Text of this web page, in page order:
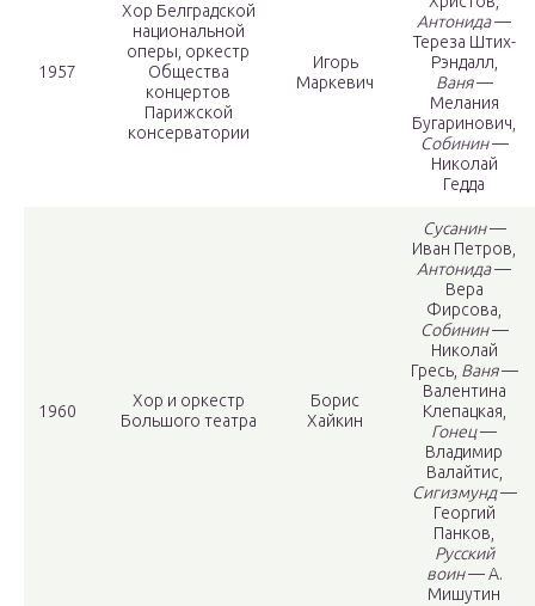
1957
Хор Белградской
национальной
оперы, оркестр
Общества
концертов
Парижской
консерватории
Игорь
Маркевич
Антонида—
Тереза Штих-
Рэндалл,
Ваня—
Мелания
Бугаринович,
Собинин—
Николай
Гедда
1960
Хор и оркестр
Большого театра
Борис
Хайкин
Сусанин—
Иван Петров,
Антонида—
Вера
Фирсова,
Собинин—
Николай
Гресь, Ваня—
Валентина
Клепацкая,
Гонец—
Владимир
Валайтис,
Сигизмунд—
Георгий
Панков,
Русский
воин— А.
Мишутин